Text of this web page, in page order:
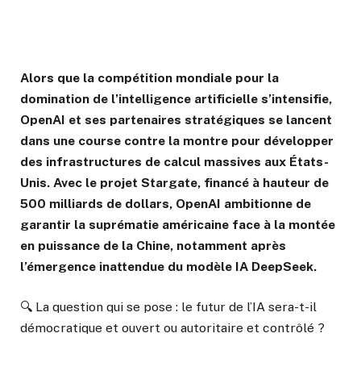
Alors que la compétition mondiale pour la
domination de l’intelligence artificielle s’intensifie,
OpenAI et ses partenaires stratégiques se lancent
dans une course contre la montre pour développer
des infrastructures de calcul massives aux États-
Unis. Avec le projet Stargate, financé à hauteur de
500 milliards de dollars, OpenAI ambitionne de
garantir la suprématie américaine face à la montée
en puissance de la Chine, notamment après
l’émergence inattendue du modèle IA DeepSeek.
🔍 La question qui se pose : le futur de l’IA sera-t-il
démocratique et ouvert ou autoritaire et contrôlé ?